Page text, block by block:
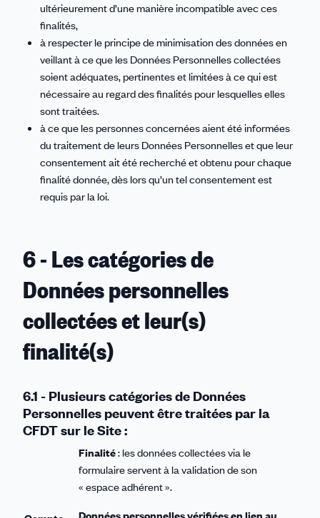
ultérieurement d’une manière incompatible avec ces
finalités,
à respecter le principe de minimisation des données en
veillant à ce que les Données Personnelles collectées
soient adéquates, pertinentes et limitées à ce qui est
nécessaire au regard des finalités pour lesquelles elles
sont traitées.
à ce que les personnes concernées aient été informées
du traitement de leurs Données Personnelles et que leur
consentement ait été recherché et obtenu pour chaque
finalité donnée, dès lors qu’un tel consentement est
requis par la loi.
6 - Les catégories de
Données personnelles
collectées et leur(s)
finalité(s)
6.1 - Plusieurs catégories de Données
Personnelles peuvent être traitées par la
CFDT sur le Site :
Finalité: les données collectées via le
formulaire servent à la validation de son
« espace adhérent ».
Données personnelles vérifiées en lien au